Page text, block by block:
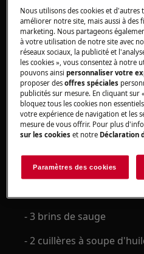
Sauce hollandaise
- 250 g de bon beurre (en
- 2 jaunes d'oeufs
- 2 cuillères à soupe d'eau
- 2 cuillères à soupe de
- 400 g de mélange de
- 3 brins de sauge
- 2 cuillères à soupe
Nous utilisons des cookies et
améliorer notre site, mais aussi à des
marketing. Nous partageons
à votre utilisation de notre site avec
réseaux sociaux, la publicité et
les cookies », vous consentez à notre
pouvons ainsipersonnaliser votre
proposer desoffres spéciales
publicités sur mesure. En cliquant sur
bloquez tous les cookies non
votre expérience de navigation et les
mesure de vous offrir. Pour plus
sur les cookies et notre Déclaration
Paramètres des cookies